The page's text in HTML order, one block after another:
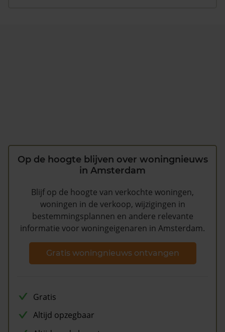
Op de hoogte blijven over woningnieuws
in Amsterdam
Blijf op de hoogte van verkochte woningen,
woningen in de verkoop, wijzigingen in
bestemmingsplannen en andere relevante
informatie voor woningeigenaren in Amsterdam.
Gratis woningnieuws ontvangen
Gratis
Altijd opzegbaar